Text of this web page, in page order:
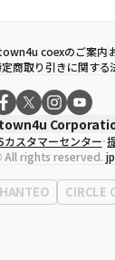
coexのご案内
商取り引きに関する
取締役
ソン・ヒ
業者登録番号120-87-
0120-23-
務所住所
ソウル特
カスタマーセンター
rights reserved.
HANTEO CIRCLE